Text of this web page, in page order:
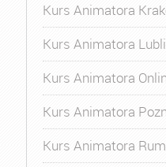
Kurs Animatora
Kurs Animatora
Kurs Animatora
Kurs Animatora
Kurs Animatora